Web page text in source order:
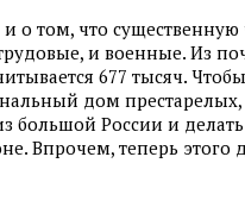
и о том, что
и военные. Из
677 тысяч.
дом
большой России и делать
Впрочем, теперь этого